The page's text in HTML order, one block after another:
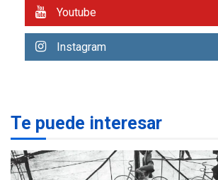
2
Margarita será
para aprender
adultos mayores
Youtube
Instagram
Te puede interesar